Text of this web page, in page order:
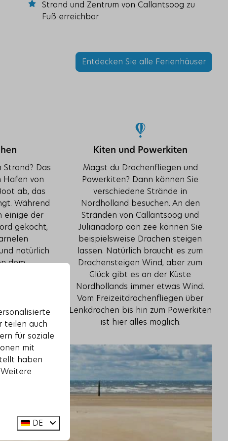
Strand und Zentrum von Callantsoog zu
Fuß erreichbar
Entdecken Sie alle Ferienhäuser
Strand? Das
Hafen von
ab, das
Während
einige der
gekocht,
natürlich
dem
Kiten und Powerkiten
Magst du Drachenfliegen und
Powerkiten? Dann können Sie
verschiedene Strände in
Nordholland besuchen. An den
Stränden von Callantsoog und
Julianadorp aan zee können Sie
beispielsweise Drachen steigen
lassen. Natürlich braucht es zum
Drachensteigen Wind, aber zum
Glück gibt es an der Küste
Nordhollands immer etwas Wind.
Vom Freizeitdrachenfliegen über
Lenkdrachen bis hin zum Powerkiten
ist hier alles möglich.
teilen auch
für soziale
mit
haben
DE